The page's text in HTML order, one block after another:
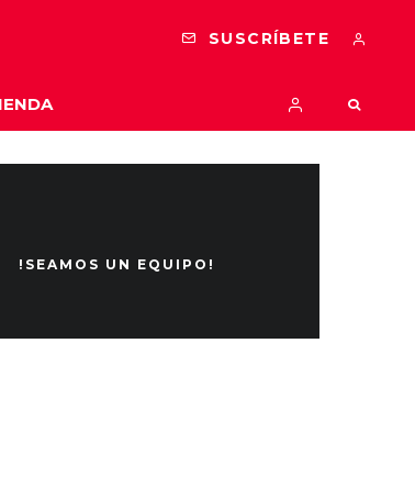
SUSCRÍBETE
!SEAMOS UN EQUIPO!